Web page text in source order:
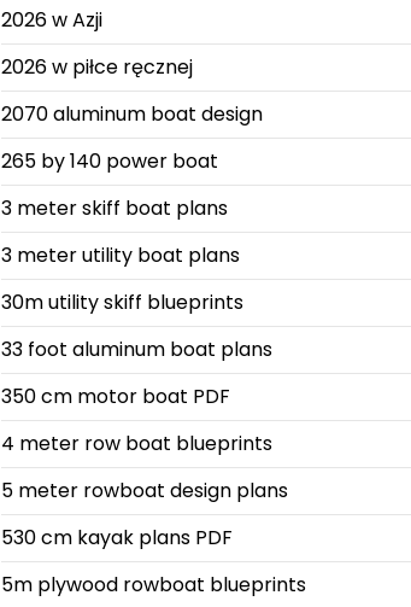
2026 w Azji
2026 w piłce ręcznej
2070 aluminum boat design
265 by 140 power boat
3 meter skiff boat plans
3 meter utility boat plans
30m utility skiff blueprints
33 foot aluminum boat plans
350 cm motor boat PDF
4 meter row boat blueprints
5 meter rowboat design plans
530 cm kayak plans PDF
5m plywood rowboat blueprints